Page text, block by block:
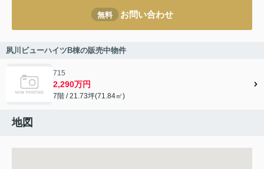
無料 お問い合わせ
夙川ビューハイツB棟の販売中物件
715
2,290万円
7階 / 21.73坪(71.84㎡)
地図